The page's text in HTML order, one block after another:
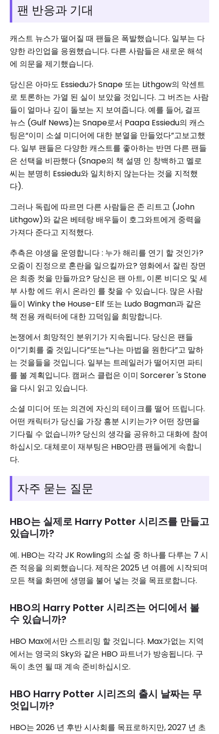
팬 반응과 기대
캐스트 뉴스가 떨어질 때 팬들은 폭발했습니다. 일부는 다
양한 라인업을 응원했습니다. 다른 사람들은 새로운 해석
에 의문을 제기했습니다.
당신은 아마도 Essiedu가 Snape 또는 Lithgow의 악센트
로 토론하는 가열 된 실이 보았을 것입니다. 그 버즈는 사람
들이 얼마나 깊이 돌보는 지 보여줍니다. 예를 들어, 걸프
뉴스 (Gulf News)는 Snape로서 Paapa Essiedu의 캐스
팅은“이미 소셜 미디어에 대한 분열을 만들었다”고보고했
다. 일부 팬들은 다양한 캐스트를 좋아하는 반면 다른 팬들
은 선택을 비판했다 (Snape의 책 설명 인 창백하고 멜로
씨는 분명히 Essiedu와 일치하지 않는다는 것을 지적했
다).
그러나 독립에 따르면 다른 사람들은 존 리트고 (John
Lithgow)와 같은 베테랑 배우들이 호그와트에게 중력을
가져다 준다고 지적했다.
추측은 야생을 운영합니다 : 누가 해리를 연기 할 것인가?
오줌이 진정으로 혼란을 일으킬까요? 영화에서 잘린 장면
은 최종 컷을 만들까요? 당신은 팬 아트, 이론 비디오 및 세
부 사항 에드 위시 온라인 를 찾을 수 있습니다. 많은 사람
들이 Winky the House-Elf 또는 Ludo Bagman과 같은
책 전용 캐릭터에 대한 끄덕임을 희망합니다.
논쟁에서 희망적인 분위기가 지속됩니다. 당신은 팬들
이“기회를 줄 것입니다”또는“나는 마법을 원한다”고 말하
는 것을들을 것입니다. 일부는 트레일러가 떨어지면 파티
를 볼 계획입니다. 캠퍼스 클럽은 이미 Sorcerer 's Stone
을 다시 읽고 있습니다.
소셜 미디어 또는 의견에 자신의 테이크를 떨어 뜨립니다.
어떤 캐릭터가 당신을 가장 흥분 시키는가? 어떤 장면을
기다릴 수 없습니까? 당신의 생각을 공유하고 대화에 참여
하십시오. 대체로이 재부팅은 HBO만큼 팬들에게 속합니
다.
자주 묻는 질문
HBO는 실제로 Harry Potter 시리즈를 만들고
있습니까?
예. HBO는 각각 JK Rowling의 소설 중 하나를 다루는 7 시
즌 적응을 의뢰했습니다. 제작은 2025 년 여름에 시작되며
모든 책을 화면에 생명을 불어 넣는 것을 목표로합니다.
HBO의 Harry Potter 시리즈는 어디에서 볼
수 있습니까?
HBO Max에서만 스트리밍 할 것입니다. Max가없는 지역
에서는 영국의 Sky와 같은 HBO 파트너가 방송됩니다. 구
독이 초연 될 때 계속 준비하십시오.
HBO Harry Potter 시리즈의 출시 날짜는 무
엇입니까?
HBO는 2026 년 후반 시사회를 목표로하지만, 2027 년 초